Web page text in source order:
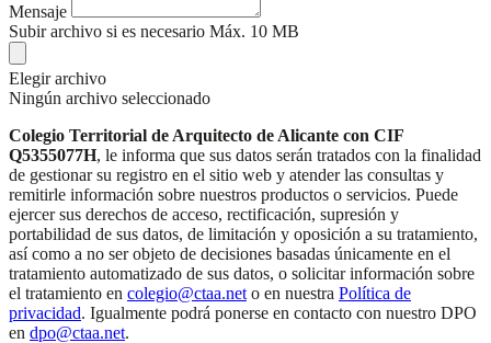
Mensaje
Subir archivo si es necesario Máx. 10 MB
Elegir archivo
Ningún archivo seleccionado
Colegio Territorial de Arquitecto de Alicante con CIF
Q5355077H, le informa que sus datos serán tratados con la finalidad
de gestionar su registro en el sitio web y atender las consultas y
remitirle información sobre nuestros productos o servicios. Puede
ejercer sus derechos de acceso, rectificación, supresión y
portabilidad de sus datos, de limitación y oposición a su tratamiento,
así como a no ser objeto de decisiones basadas únicamente en el
tratamiento automatizado de sus datos, o solicitar información sobre
el tratamiento en colegio@ctaa.net o en nuestra Política de
privacidad. Igualmente podrá ponerse en contacto con nuestro DPO
en dpo@ctaa.net.